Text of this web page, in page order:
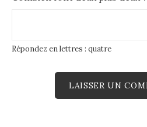
Répondez en lettres : quatre